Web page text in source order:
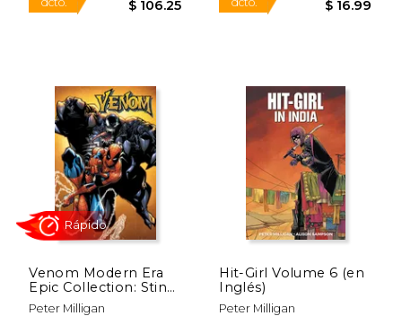
15%
dcto. $ 106.25
15%
dcto.
Venom Modern Era
Epic Collection: Sting
Of The Scorpion (en
Inglés)
Peter Milligan
Hit-Girl Volume 6 (en
Inglés)
Peter Milligan